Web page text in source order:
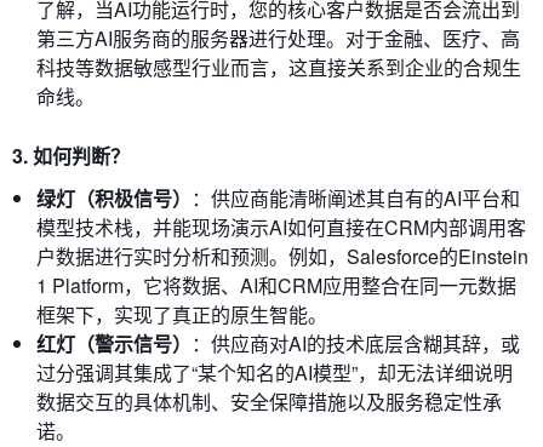
了解，当AI功能运行时，您的核心客户数据是否会流出到
第三方AI服务商的服务器进行处理。对于金融、医疗、高
科技等数据敏感型行业而言，这直接关系到企业的合规生
命线。
3. 如何判断？
绿灯（积极信号） ：供应商能清晰阐述其自有的AI平台和
模型技术栈，并能现场演示AI如何直接在CRM内部调用客
户数据进行实时分析和预测。例如，Salesforce的Einstein
1 Platform，它将数据、AI和CRM应用整合在同一元数据
框架下，实现了真正的原生智能。
红灯（警示信号） ：供应商对AI的技术底层含糊其辞，或
过分强调其集成了“某个知名的AI模型”，却无法详细说明
数据交互的具体机制、安全保障措施以及服务稳定性承
诺。